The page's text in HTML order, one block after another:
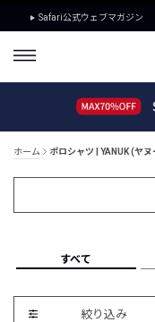
Safari公式ウェブマガジン
ホーム ポロシャツ | YANUK (ヤヌ
すべて
絞り込み